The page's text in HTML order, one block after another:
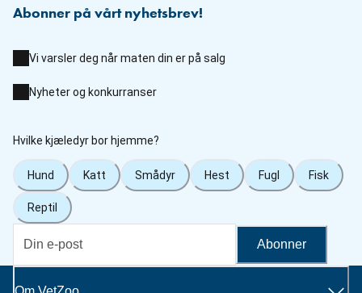
Abonner på vårt nyhetsbrev!
Vi varsler deg når maten din er på salg
Nyheter og konkurranser
Hvilke kjæledyr bor hjemme?
Hund Katt Smådyr Hest Fugl Fisk
Reptil
Abonner